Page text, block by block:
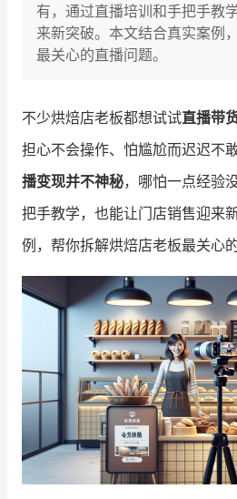
智库 产品
产品更新动态
新零售资讯
培训课程
增长俱乐部
增长俱乐部 有赞
商家社区 社群
合作共进
认证
有，通过直播培训和手把手教
来新突破。本文结合真实案例
最关心的直播问题。
不少烘焙店老板都想试试直播带
担心不会操作、怕尴尬而迟迟不
播变现并不神秘，哪怕一点经验
把手教学，也能让门店销售迎来
例，帮你拆解烘焙店老板最关心